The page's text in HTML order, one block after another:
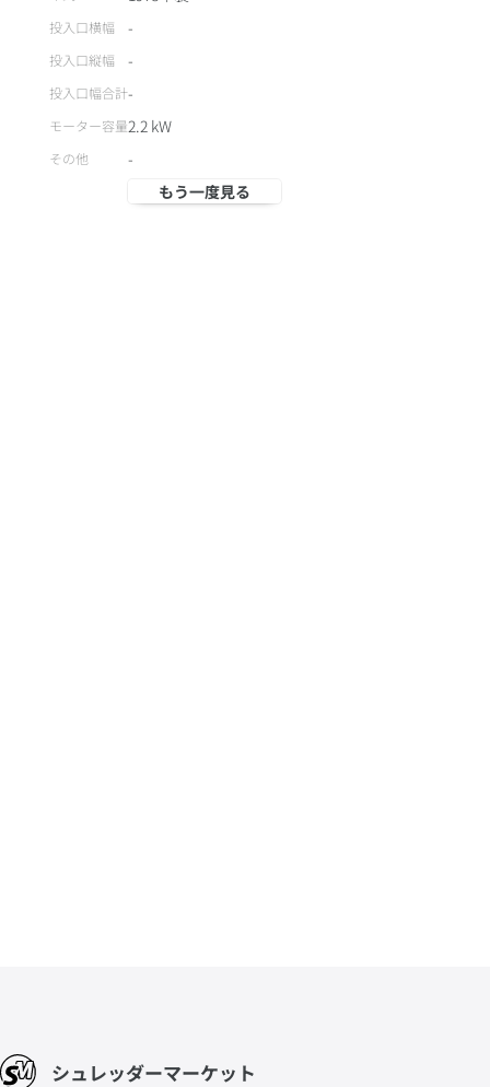
投入口横幅 -
投入口縦幅 -
投入口幅合計-
モーター容量2.2kW
その他
-
もう一度見る
シュレッダーマーケット